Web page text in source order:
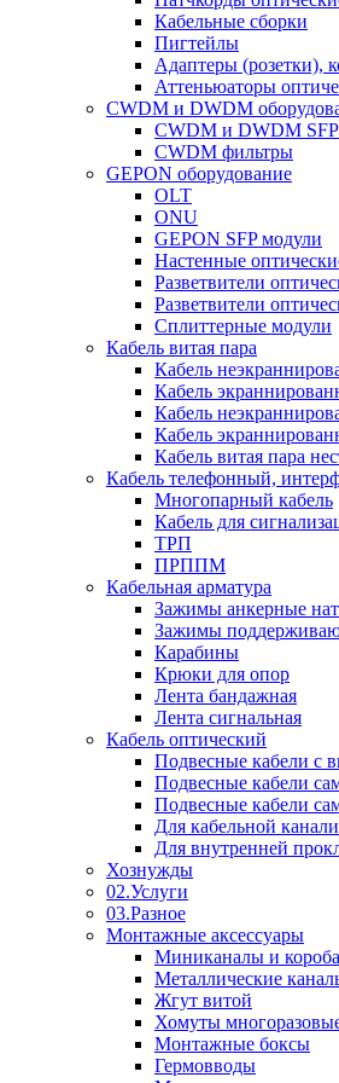
Кабельные сборки
Пигтейлы
Адаптеры (розетки),
Аттеньюаторы
CWDM и DWDM
CWDM и DWDM
CWDM фильтры
GEPON оборудование
OLT
ONU
GEPON SFP модули
Настенные
Разветвители
Разветвители
Сплиттерные модули
Кабель витая пара
Кабель
Кабель
Кабель
Кабель
Кабель витая пара
Кабель телефонный,
Многопарный кабель
Кабель для
ТРП
ПРППМ
Кабельная арматура
Зажимы анкерные
Зажимы
Карабины
Крюки для опор
Лента бандажная
Лента сигнальная
Кабель оптический
Подвесные кабели с
Подвесные кабели
Подвесные кабели
Для кабельной
Для внутренней
Хознужды
02.Услуги
03.Разное
Монтажные аксессуары
Миниканалы и короба
Металлические
Жгут витой
Хомуты
Монтажные боксы
Гермовводы